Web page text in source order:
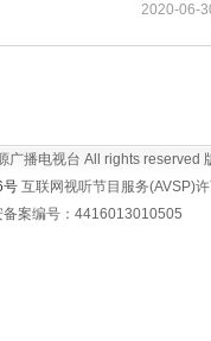
2020-06-
广播电视台 All rights reserved
号 互联网视听节目服务(AVSP)
备案编号：4416013010505